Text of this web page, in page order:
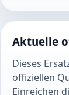
Aktuelle
Dieses
offiziellen
Einreichen